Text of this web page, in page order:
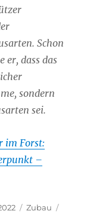
Schon
er, dass das
sondern
sei.
im Forst:
–
Kategorien
Zubau